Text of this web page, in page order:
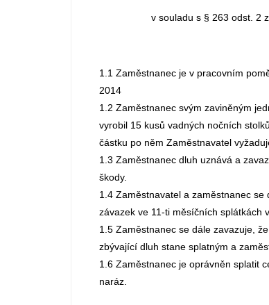
v souladu s § 263 odst. 2
1.1 Zaměstnanec je v pracovním
2014
1.2 Zaměstnanec svým zaviněným
vyrobil 15 kusů vadných nočních
částku po něm Zaměstnavatel
1.3 Zaměstnanec dluh uznává a
škody.
1.4 Zaměstnavatel a zaměstnanec
závazek ve 11-ti měsíčních splátkách
1.5 Zaměstnanec se dále zavazuje,
zbývající dluh stane splatným a
1.6 Zaměstnanec je oprávněn splatit
naráz.